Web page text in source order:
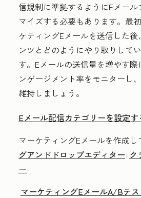
信規制に準拠するようにEメール
マイズする必要もあります。最
ケティングEメールを送信した
ンツとどのようにやり取りして
す。Eメールの送信量を増やす
ンゲージメント率をモニターし
維持しましょう。
Eメール配信カテゴリーを設定す
マーケティングEメールを作成し
グアンドドロップエディター | ク
ー
マーケティングEメールA/Bテス